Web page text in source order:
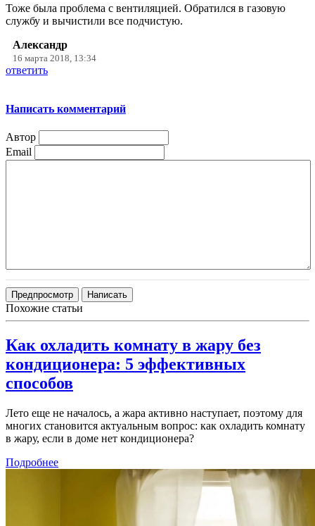
Тоже была проблема с вентиляцией. Обратился в газовую
службу и вычистили все подчистую.
Александр
16 марта 2018, 13:34
ответить
Написать комментарий
Автор
Email
Похожие статьи
Как охладить комнату в жару без
кондиционера: 5 эффективных
способов
Лето еще не началось, а жара активно наступает, поэтому для
многих становится актуальным вопрос: как охладить комнату
в жару, если в доме нет кондиционера?
Подробнее